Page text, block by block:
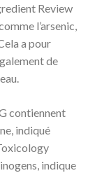
Review
l’arsenic,
a pour
de
contiennent
indiqué
indique